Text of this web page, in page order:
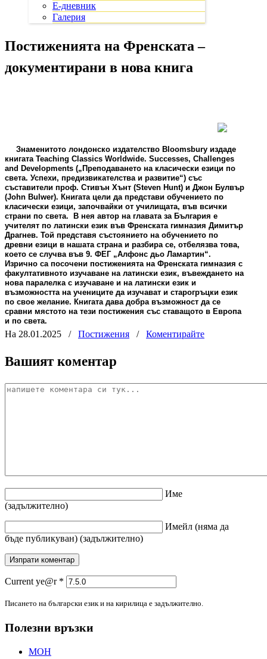
Е-дневник
Галерия
Постиженията на Френската –
документирани в нова книга
Знаменитото лондонско издателство Bloomsbury издаде
книгата Teaching Classics Worldwide. Successes, Challenges
and Developments („Преподаването на класически езици по
света. Успехи, предизвикателства и развитие“) със
съставители проф. Стивън Хънт (Steven Hunt) и Джон Булвър
(John Bulwer). Книгата цели да представи обучението по
класически езици, започвайки от училищата, във всички
страни по света.
В нея автор на главата за България е
учителят по латински език във Френската гимназия Димитър
Драгнев. Той представя състоянието на обучението по
древни езици в нашата страна и разбира се, отбелязва това,
което се случва във 9. ФЕГ „Алфонс дьо Ламартин“.
Изрично са посочени постиженията на Френската гимназия с
факултативното изучаване на латински език, въвеждането на
нова паралелка с изучаване и на латински език и
възможността на учениците да изучават и старогръцки език
по свое желание. Книгата дава добра възможност да се
сравни мястото на тези постижения със ставащото в Европа
и по света.
На 28.01.2025 / Постижения / Коментирайте
Вашият коментар
Име
(задължително)
Имейл (няма да
бъде публикуван) (задължително)
Current ye@r *
Писането на български език и на кирилица е задължително.
Полезни връзки
МОН